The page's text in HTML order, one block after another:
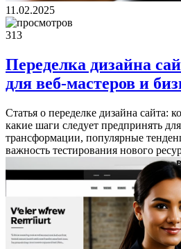
11.02.2025
313
Переделка дизайна
для веб-мастеров и
Статья о переделке дизайна сайта:
какие шаги следует предпринять
трансформации, популярные
важность тестирования нового